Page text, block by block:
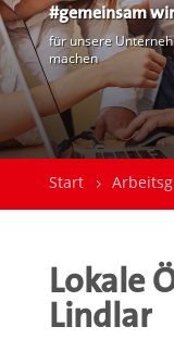
#gemeinsam
für unsere
machen
Start
Lokale
Lindlar